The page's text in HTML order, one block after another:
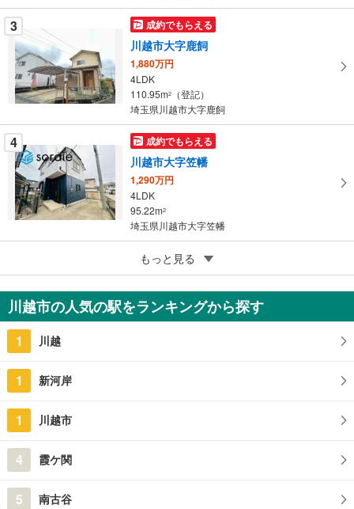
ジ
に
保
存
す
る
3 成約でもらえる
川越市大字鹿飼
1,880万円
4LDK
110.95m2
（登記）
埼玉県川越市大字鹿飼
4 成約でもらえる
川越市大字笠幡
1,290万円
4LDK
95.22m2
埼玉県川越市大字笠幡
成約でもらえる
川越市大字萱沼
2,980万円
2LDK
もっと見る
川越市の人気の駅をランキングから探す
1 川越
1 新河岸
1 川越市
4 霞ケ関
5 南古谷